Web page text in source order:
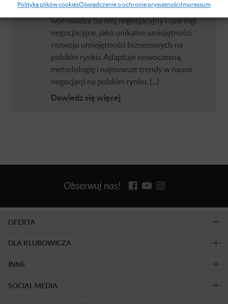
Polityka plików cookiesOświadczenie o ochronie prywatnościImpressum
ramach Sambor Training oraz ICAN Institute
wprowadza turniej negocjacyjny i sparingi
negocjacyjne, jako unikalne umiejętności
rozwoju umiejętności biznesowych na
polskim rynku. Adaptuje nowoczesną
metodologię i najnowsze trendy w nauce
negocjacji na polskim rynku. (...)
Dowiedz się więcej
Obserwuj nas!
OFERTA
DLA KLUBOWICZA
INNE
SOCIAL MEDIA